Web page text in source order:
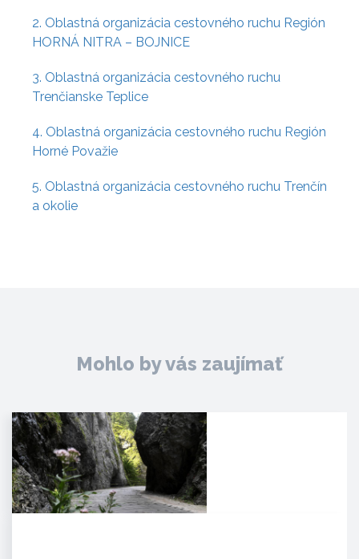
2. Oblastná organizácia cestovného ruchu Región
HORNÁ NITRA – BOJNICE
3. Oblastná organizácia cestovného ruchu
Trenčianske Teplice
4. Oblastná organizácia cestovného ruchu Región
Horné Považie
5. Oblastná organizácia cestovného ruchu Trenčín
a okolie
Mohlo by vás zaujímať